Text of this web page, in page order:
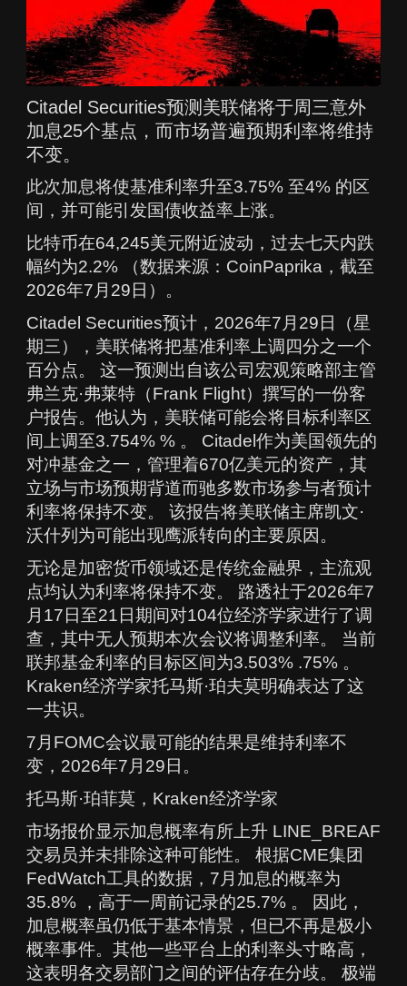
Citadel Securities预测美联储将于周三意外
加息25个基点，而市场普遍预期利率将维持
不变。
此次加息将使基准利率升至3.75% 至4% 的区
间，并可能引发国债收益率上涨。
比特币在64,245美元附近波动，过去七天内跌
幅约为2.2% （数据来源：CoinPaprika，截至
2026年7月29日）。
Citadel Securities预计，2026年7月29日（星
期三），美联储将把基准利率上调四分之一个
百分点。 这一预测出自该公司宏观策略部主管
弗兰克·弗莱特（Frank Flight）撰写的一份客
户报告。他认为，美联储可能会将目标利率区
间上调至3.754% % 。 Citadel作为美国领先的
对冲基金之一，管理着670亿美元的资产，其
立场与市场预期背道而驰多数市场参与者预计
利率将保持不变。 该报告将美联储主席凯文·
沃什列为可能出现鹰派转向的主要原因。
无论是加密货币领域还是传统金融界，主流观
点均认为利率将保持不变。 路透社于2026年7
月17日至21日期间对104位经济学家进行了调
查，其中无人预期本次会议将调整利率。 当前
联邦基金利率的目标区间为3.503% .75% 。
Kraken经济学家托马斯·珀夫莫明确表达了这
一共识。
7月FOMC会议最可能的结果是维持利率不
变，2026年7月29日。
托马斯·珀菲莫，Kraken经济学家
市场报价显示加息概率有所上升 LINE_BREAF
交易员并未排除这种可能性。 根据CME集团
FedWatch工具的数据，7月加息的概率为
35.8% ，高于一周前记录的25.7% 。 因此，
加息概率虽仍低于基本情景，但已不再是极小
概率事件。其他一些平台上的利率头寸略高，
这表明各交易部门之间的评估存在分歧。 极端